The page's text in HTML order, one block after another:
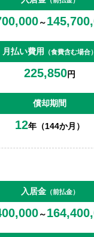
～
月払い費用 （食費含む場合）
225,850円
償却期間
12年（144か月）
入居金（前払金）
～